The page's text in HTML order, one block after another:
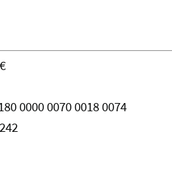
0000 0070 0018 0074